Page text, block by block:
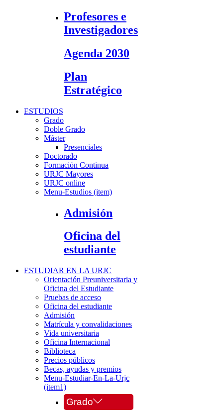
Profesores e
Investigadores
Agenda 2030
Plan
Estratégico
ESTUDIOS
Grado
Doble Grado
Máster
Presenciales
Doctorado
Formación Continua
URJC Mayores
URJC online
Menu-Estudios (item)
Admisión
Oficina del
estudiante
ESTUDIAR EN LA URJC
Orientación Preuniversitaria y
Oficina del Estudiante
Pruebas de acceso
Oficina del estudiante
Admisión
Matrícula y convalidaciones
Vida universitaria
Oficina Internacional
Biblioteca
Precios públicos
Becas, ayudas y premios
Menu-Estudiar-En-La-Urjc
(item1)
Grado